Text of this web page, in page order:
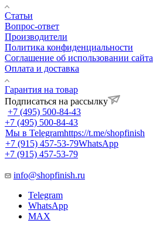
Статьи
Вопрос-ответ
Производители
Политика конфиденциальности
Соглашение об использовании сайта
Оплата и доставка
Гарантия на товар
Подписаться на рассылку
+7 (495) 500-84-43
+7 (495) 500-84-43
Мы в Telegramhttps://t.me/shopfinish
+7 (915) 457-53-79WhatsApp
+7 (915) 457-53-79
info@shopfinish.ru
Telegram
WhatsApp
MAX